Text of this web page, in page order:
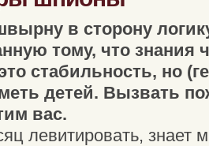
в сторону
тому, что знания
стабильность, но
детей. Вызвать
вас.
левитировать, знает